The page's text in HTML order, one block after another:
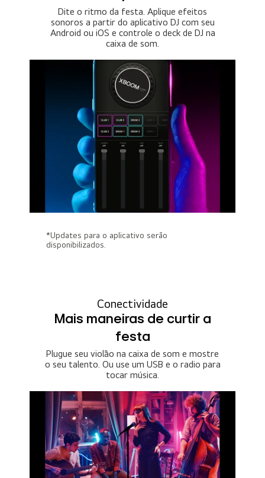
Dite o ritmo da festa. Aplique efeitos
sonoros a partir do aplicativo DJ com seu
Android ou iOS e controle o deck de DJ na
caixa de som.
*Updates para o aplicativo serão
disponibilizados.
Conectividade
Mais maneiras de curtir a
festa
Plugue seu violão na caixa de som e mostre
o seu talento. Ou use um USB e o radio para
tocar música.